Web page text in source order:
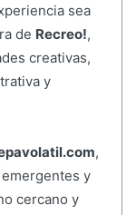
sea
de Recreo!,
creativas,
y
,
y
cercano y